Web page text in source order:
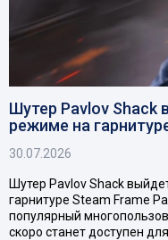
Шутер Pavlov
режиме на
30.07.2026
Шутер Pavlov Shack
гарнитуре Steam Frame
популярный
скоро станет доступен